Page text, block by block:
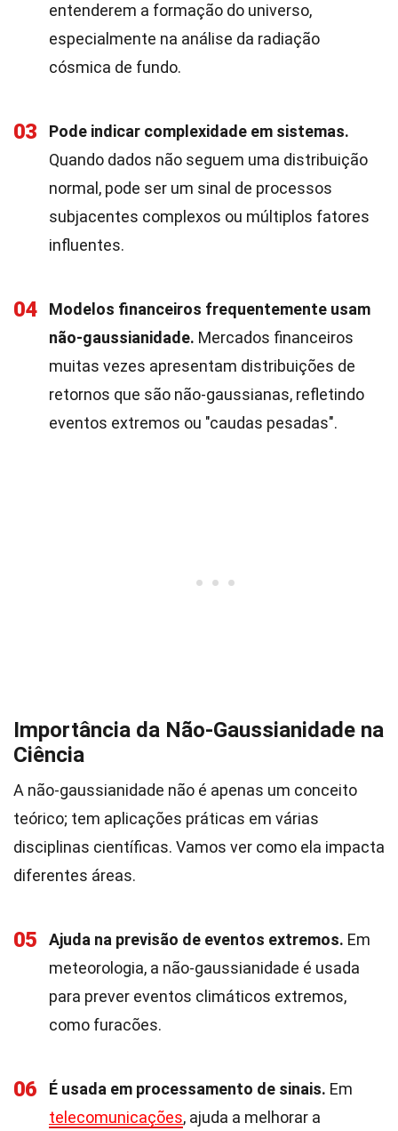
entenderem a formação do universo,
especialmente na análise da radiação
cósmica de fundo.
03
Pode indicar complexidade em sistemas.
Quando dados não seguem uma distribuição
normal, pode ser um sinal de processos
subjacentes complexos ou múltiplos fatores
influentes.
04
Modelos financeiros frequentemente usam
não-gaussianidade. Mercados financeiros
muitas vezes apresentam distribuições de
retornos que são não-gaussianas, refletindo
eventos extremos ou "caudas pesadas".
Importância da Não-Gaussianidade na
Ciência
A não-gaussianidade não é apenas um conceito
teórico; tem aplicações práticas em várias
disciplinas científicas. Vamos ver como ela impacta
diferentes áreas.
05 Ajuda na previsão de eventos extremos. Em
meteorologia, a não-gaussianidade é usada
para prever eventos climáticos extremos,
como furacões.
06 É usada em processamento de sinais. Em
telecomunicações, ajuda a melhorar a